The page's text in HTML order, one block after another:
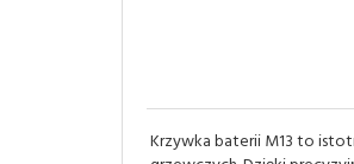
Krzywka baterii M13 to